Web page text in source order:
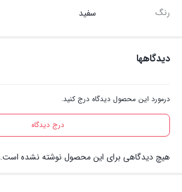
رنگ سفید
دیدگاهها
درمورد این محصول دیدگاه درج کنید.
درج دیدگاه
هیچ دیدگاهی برای این محصول نوشته نشده است.